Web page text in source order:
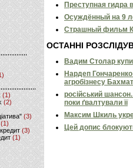
(1)
(2)
(3)
(1)
(3)
(1)
Преступная гидра
Осуждённый на 9
Страшный фильм
ОСТАННІ
Вадим Столар
Нардеп
агробізнесу
російський
поки ґвалтували її
Максим Шкиль
Цей допис